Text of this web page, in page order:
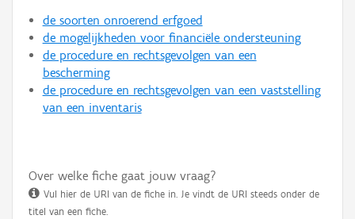
de soorten onroerend erfgoed
de mogelijkheden voor financiële ondersteuning
de procedure en rechtsgevolgen van een
bescherming
de procedure en rechtsgevolgen van een vaststelling
van een inventaris
Over welke fiche gaat jouw vraag?
Vul hier de URI van de fiche in. Je vindt de URI steeds onder de
titel van een fiche.